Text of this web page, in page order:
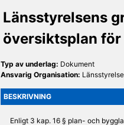
Länsstyrelsens
översiktsplan
Typ av underlag: Dokument
Ansvarig Organisation:
BESKRIVNING
Enligt 3 kap. 16 § plan- och